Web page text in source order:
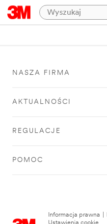
NASZA FIRMA
AKTUALNOŚCI
REGULACJE
POMOC
Informacja prawna
Ustawienia cookie